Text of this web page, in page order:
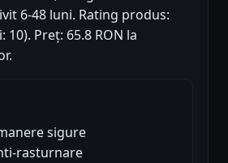
6-48 luni. Rating produs:
10). Preț: 65.8 RON la
sigure
rasturnare